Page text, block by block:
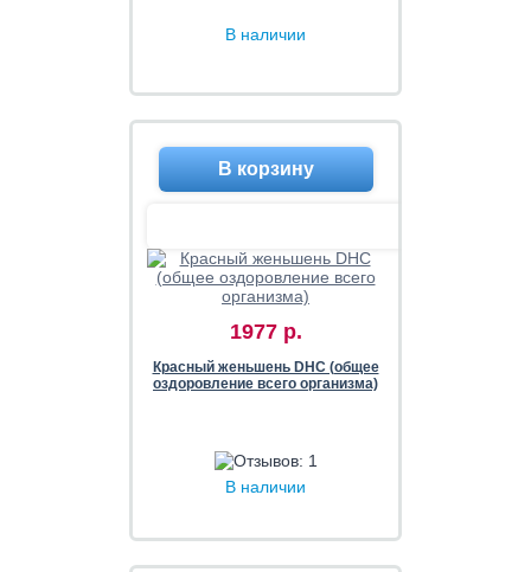
В наличии
1977 р.
Красный женьшень DHC (общее
оздоровление всего организма)
В наличии